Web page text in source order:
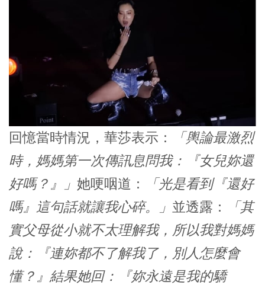
回憶當時情況，華莎表示：
「輿論最激烈
時，媽媽第一次傳訊息問我：『女兒妳還
好嗎？』」 她哽咽道：
「光是看到『還好
嗎』這句話就讓我心碎。」 並透露：
「其
實父母從小就不太理解我，所以我對媽媽
說：『連妳都不了解我了，別人怎麼會
懂？』結果她回：『妳永遠是我的驕